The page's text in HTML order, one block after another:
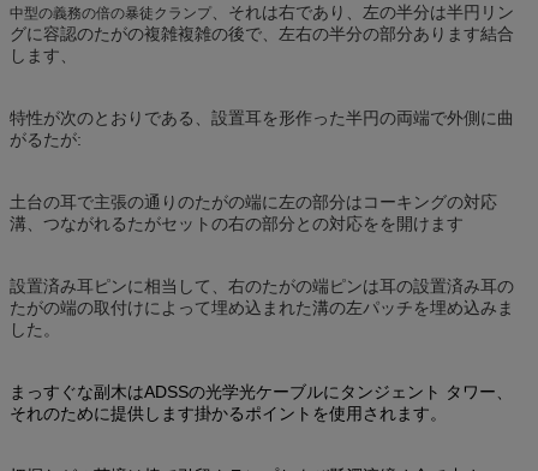
中型の義務の倍の暴徒クランプ 、それは右であり、左の半分は半円リン
グに容認のたがの複雑複雑の後で、左右の半分の部分あります結合
します、
特性が次のとおりである、設置耳を形作った半円の両端で外側に曲
がるたが:
土台の耳で主張の通りのたがの端に左の部分はコーキングの対応
溝、つながれるたがセットの右の部分との対応をを開けます
設置済み耳ピンに相当して、右のたがの端ピンは耳の設置済み耳の
たがの端の取付けによって埋め込まれた溝の左パッチを埋め込みま
した。
まっすぐな副木はADSSの光学光ケーブルにタンジェント タワー、
それのために提供します掛かるポイントを使用されます。